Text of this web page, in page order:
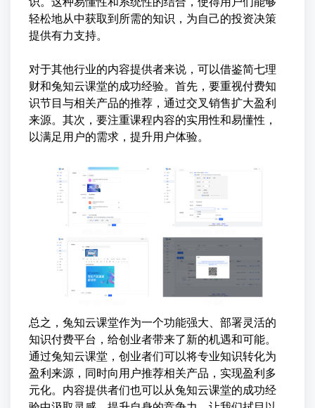
轻松地从中获取到所需的知识，为自己的投资决策
提供有力支持。
对于其他行业的内容提供者来说，可以借鉴简七理
财和兔知云课堂的成功经验。首先，要重视付费知
识节目与相关产品的推荐，通过交叉销售扩大盈利
来源。其次，要注重课程内容的实用性和易懂性，
以满足用户的需求，提升用户体验。
总之，兔知云课堂作为一个功能强大、部署灵活的
知识付费平台，给创业者带来了新的机遇和可能。
通过兔知云课堂，创业者们可以将专业知识转化为
盈利来源，同时向用户推荐相关产品，实现盈利多
元化。内容提供者们也可以从兔知云课堂的成功经